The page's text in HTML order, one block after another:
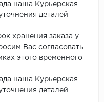
наша Курьерская
деталей
хранения заказа у
Вас согласовать
этого временного
наша Курьерская
деталей